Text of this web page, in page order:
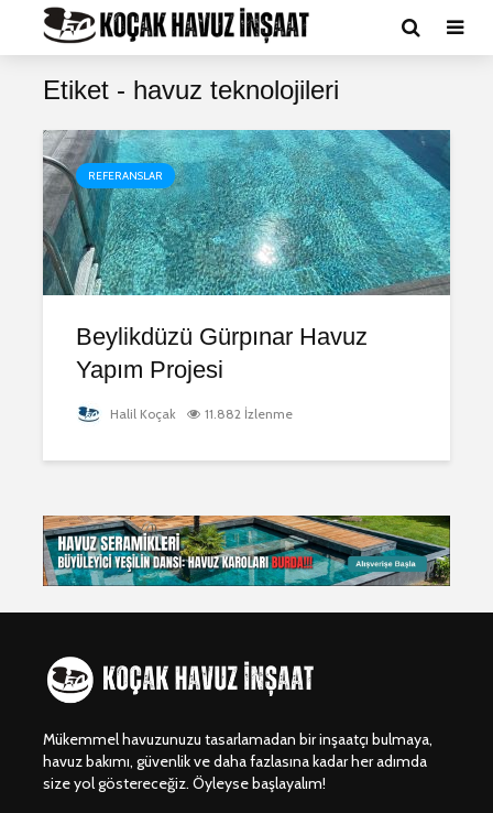
Etiket - havuz teknolojileri
REFERANSLAR
Beylikdüzü Gürpınar Havuz
Yapım Projesi
Halil Koçak 11.882 İzlenme
Mükemmel havuzunuzu tasarlamadan bir inşaatçı bulmaya,
havuz bakımı, güvenlik ve daha fazlasına kadar her adımda
size yol göstereceğiz. Öyleyse başlayalım!